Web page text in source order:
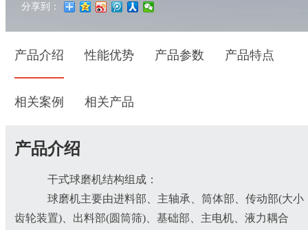
分享到：
产品介绍 性能优势 产品参数 产品特点
相关案例 相关产品
产品介绍
干式球磨机结构组成：
球磨机主要由进料部、主轴承、筒体部、传动部(大小
齿轮装置)、出料部(圆筒筛)、基础部、主电机、液力耦合